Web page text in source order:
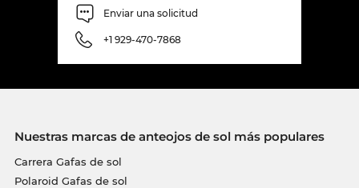
Enviar una solicitud
+1 929-470-7868
Nuestras marcas de anteojos de sol más populares
Carrera Gafas de sol
Polaroid Gafas de sol